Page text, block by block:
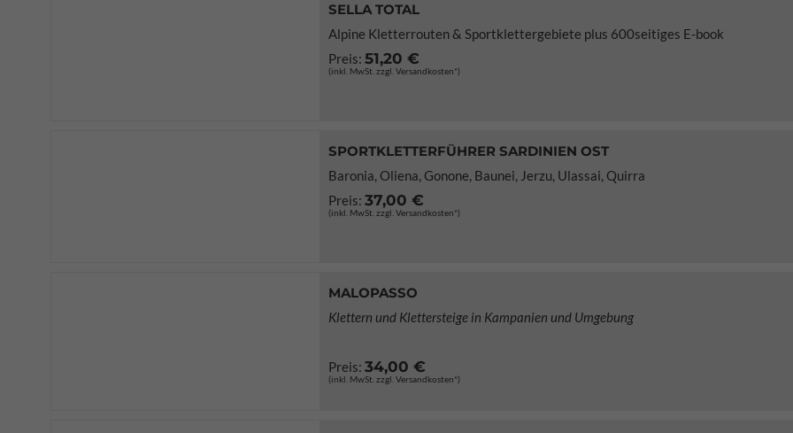
SELLA TOTAL
Alpine Kletterrouten & Sportklettergebiete plus 600seitiges E-book
Preis: 51,20 €
(inkl. MwSt. zzgl. Versandkosten*)
SPORTKLETTERFÜHRER SARDINIEN OST
Baronia, Oliena, Gonone, Baunei, Jerzu, Ulassai, Quirra
Preis: 37,00 €
(inkl. MwSt. zzgl. Versandkosten*)
MALOPASSO
Klettern und Klettersteige in Kampanien und Umgebung
Preis: 34,00 €
(inkl. MwSt. zzgl. Versandkosten*)